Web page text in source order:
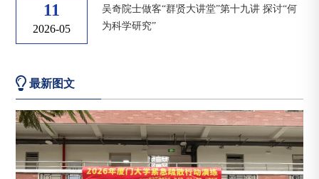
11
2026-05
吴奇院士做客“群贤大讲堂”第十九讲 探讨“何
为科学研究”
最新图文